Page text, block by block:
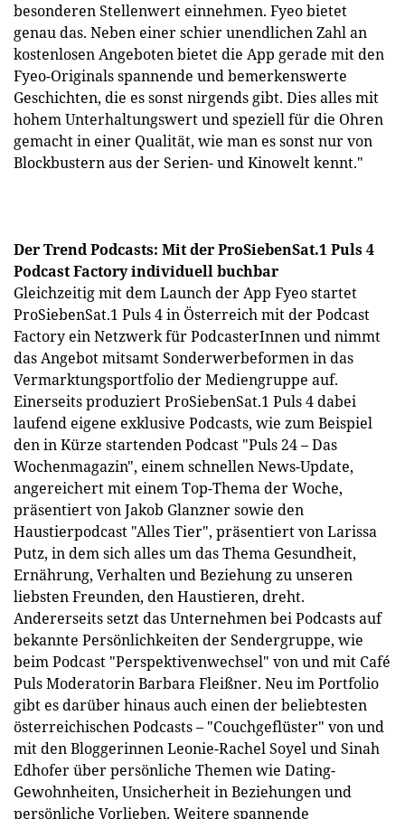
besonderen Stellenwert einnehmen. Fyeo bietet
genau das. Neben einer schier unendlichen Zahl an
kostenlosen Angeboten bietet die App gerade mit den
Fyeo-Originals spannende und bemerkenswerte
Geschichten, die es sonst nirgends gibt. Dies alles mit
hohem Unterhaltungswert und speziell für die Ohren
gemacht in einer Qualität, wie man es sonst nur von
Blockbustern aus der Serien- und Kinowelt kennt."
Der Trend Podcasts: Mit der ProSiebenSat.1 Puls 4
Podcast Factory individuell buchbar
Gleichzeitig mit dem Launch der App Fyeo startet
ProSiebenSat.1 Puls 4 in Österreich mit der Podcast
Factory ein Netzwerk für PodcasterInnen und nimmt
das Angebot mitsamt Sonderwerbeformen in das
Vermarktungsportfolio der Mediengruppe auf.
Einerseits produziert ProSiebenSat.1 Puls 4 dabei
laufend eigene exklusive Podcasts, wie zum Beispiel
den in Kürze startenden Podcast "Puls 24 – Das
Wochenmagazin", einem schnellen News-Update,
angereichert mit einem Top-Thema der Woche,
präsentiert von Jakob Glanzner sowie den
Haustierpodcast "Alles Tier", präsentiert von Larissa
Putz, in dem sich alles um das Thema Gesundheit,
Ernährung, Verhalten und Beziehung zu unseren
liebsten Freunden, den Haustieren, dreht.
Andererseits setzt das Unternehmen bei Podcasts auf
bekannte Persönlichkeiten der Sendergruppe, wie
beim Podcast "Perspektivenwechsel" von und mit Café
Puls Moderatorin Barbara Fleißner. Neu im Portfolio
gibt es darüber hinaus auch einen der beliebtesten
österreichischen Podcasts – "Couchgeflüster" von und
mit den Bloggerinnen Leonie-Rachel Soyel und Sinah
Edhofer über persönliche Themen wie Dating-
Gewohnheiten, Unsicherheit in Beziehungen und
persönliche Vorlieben. Weitere spannende